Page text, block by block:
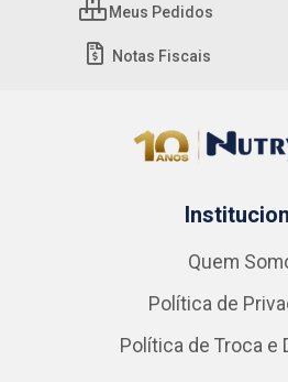
Meus Pedidos
Notas Fiscais
Quem
Política de
Política de Troca e